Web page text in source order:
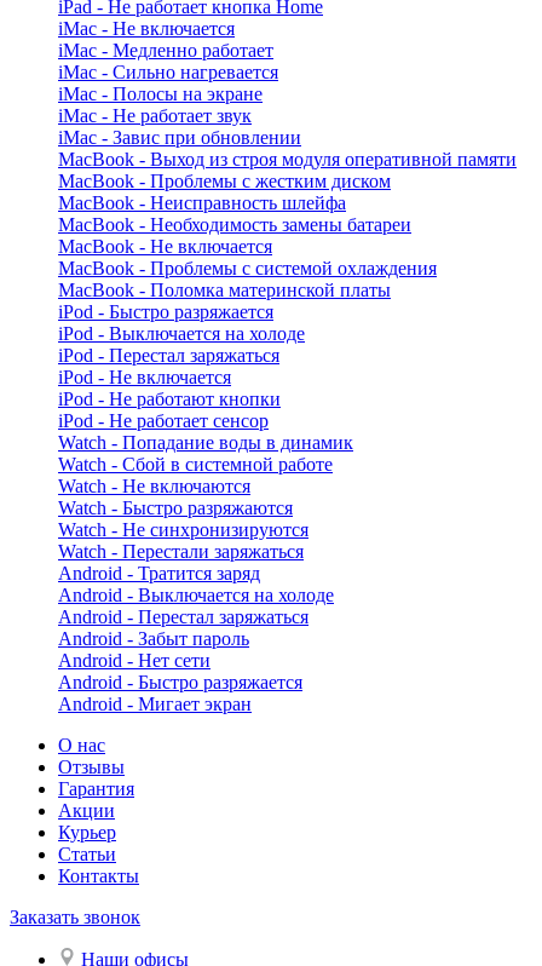
iPad - Не работает кнопка Home
iMac - Не включается
iMac - Медленно работает
iMac - Сильно нагревается
iMac - Полосы на экране
iMac - Не работает звук
iMac - Завис при обновлении
MacBook - Выход из строя модуля оперативной памяти
MacBook - Проблемы с жестким диском
MacBook - Неисправность шлейфа
MacBook - Необходимость замены батареи
MacBook - Не включается
MacBook - Проблемы с системой охлаждения
MacBook - Поломка материнской платы
iPod - Быстро разряжается
iPod - Выключается на холоде
iPod - Перестал заряжаться
iPod - Не включается
iPod - Не работают кнопки
iPod - Не работает сенсор
Watch - Попадание воды в динамик
Watch - Сбой в системной работе
Watch - Не включаются
Watch - Быстро разряжаются
Watch - Не синхронизируются
Watch - Перестали заряжаться
Android - Тратится заряд
Android - Выключается на холоде
Android - Перестал заряжаться
Android - Забыт пароль
Android - Нет сети
Android - Быстро разряжается
Android - Мигает экран
О нас
Отзывы
Гарантия
Акции
Курьер
Статьи
Контакты
Заказать звонок
Наши офисы